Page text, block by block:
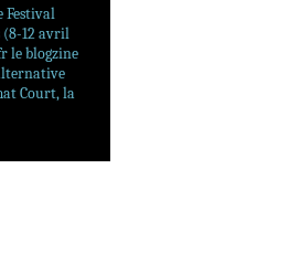
Festival
(8-12 avril
le blogzine
Court, la